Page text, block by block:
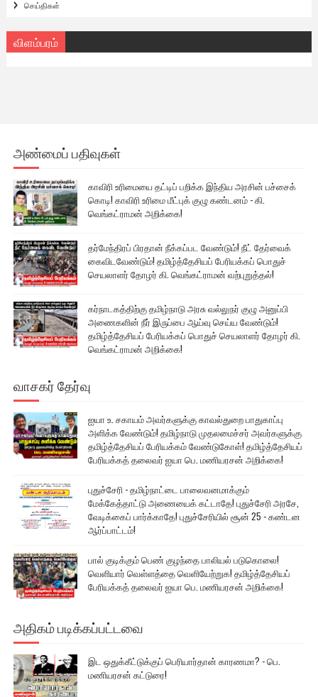
செய்திகள்
விளம்பரம்
அண்மைப் பதிவுகள்
காவிரி உரிமையை தட்டிப் பறிக்க இந்திய அரசின் பச்சைக்
கொடி! காவிரி உரிமை மீட்புக் குழு கண்டனம் - கி.
வெங்கட்ராமன் அறிக்கை!
தர்மேந்திரப் பிரதான் நீக்கப்பட வேண்டும்! நீட் தேர்வைக்
கைவிடவேண்டும்! தமிழ்த்தேசியப் பேரியக்கப் பொதுச்
செயலாளர் தோழர் கி. வெங்கட்ராமன் வற்புறுத்தல்!
கர்நாடகத்திற்கு தமிழ்நாடு அரசு வல்லுநர் குழு அனுப்பி
அணைகளின் நீர் இருப்பை ஆய்வு செய்ய வேண்டும்!
தமிழ்த்தேசியப் பேரியக்கப் பொதுச் செயலாளர் தோழர் கி.
வெங்கட்ராமன் அறிக்கை!
வாசகர் தேர்வு
ஐயா உ. சகாயம் அவர்களுக்கு காவல்துறை பாதுகாப்பு
அளிக்க வேண்டும்! தமிழ்நாடு முதலமைச்சர் அவர்களுக்கு
தமிழ்த்தேசியப் பேரியக்கம் வேண்டுகோள்! தமிழ்த்தேசியப்
பேரியக்கத் தலைவர் ஐயா பெ. மணியரசன் அறிக்கை!
புதுச்சேரி - தமிழ்நாட்டை பாலைவனமாக்கும்
மேக்கேத்தாட்டு அணையைக் கட்டாதே! புதுச்சேரி அரசே,
வேடிக்கைப் பார்க்காதே! புதுச்சேரியில் சூன் 25 - கண்டன
ஆர்ப்பாட்டம்!
பால் குடிக்கும் பெண் குழந்தை பாலியல் படுகொலை!
வெளியார் வெள்ளத்தை வெளியேற்றுக! தமிழ்த்தேசியப்
பேரியக்கத் தலைவர் ஐயா பெ. மணியரசன் அறிக்கை!
அதிகம் படிக்கப்பட்டவை
இட ஒதுக்கீட்டுக்குப் பெரியார்தான் காரணமா? - பெ.
மணியரசன் கட்டுரை!